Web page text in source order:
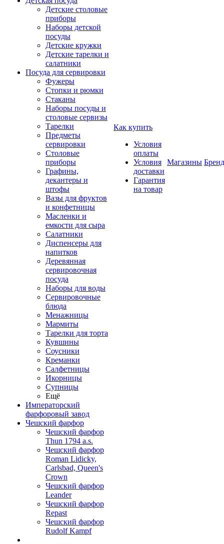
Детские столовые
приборы
Наборы детской
посуды
Детские кружки
Детские тарелки и
салатники
Посуда для сервировки
Фужеры
Стопки и рюмки
Стаканы
Наборы посуды и
столовые сервизы
Тарелки
Предметы
сервировки
Столовые
приборы
Графины,
декантеры и
штофы
Вазы для фруктов
и конфетницы
Масленки и
емкости для сыра
Салатники
Диспенсеры для
напитков
Деревянная
сервировочная
посуда
Наборы для воды
Сервировочные
блюда
Менажницы
Мармиты
Тарелки для торта
Кувшины
Соусники
Креманки
Салфетницы
Икорницы
Супницы
Ещё
Императорский
фарфоровый завод
Чешский фарфор
Чешский фарфор
Thun 1794 a.s.
Чешский фарфор
Roman Lidicky,
Carlsbad, Queen's
Crown
Чешский фарфор
Leander
Чешский фарфор
Repast
Чешский фарфор
Rudolf Kampf
Как купить
Условия
оплаты
Условия
доставки
Гарантия
на товар
Магазины